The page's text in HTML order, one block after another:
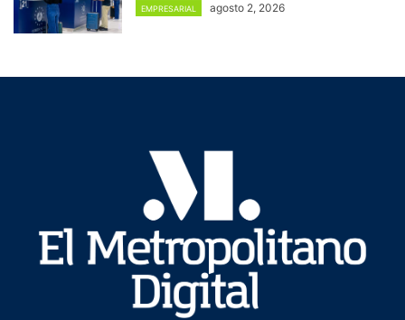
EMPRESARIAL agosto 2, 2026